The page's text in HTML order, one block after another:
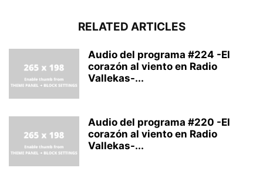
RELATED ARTICLES
Audio del programa #224 -El
corazón al viento en Radio
Vallekas-...
Audio del programa #220 -El
corazón al viento en Radio
Vallekas-...